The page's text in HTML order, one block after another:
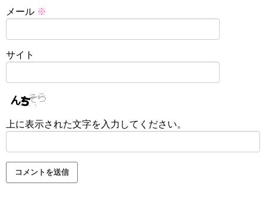
メール ※
サイト
上に表示された文字を入力してください。